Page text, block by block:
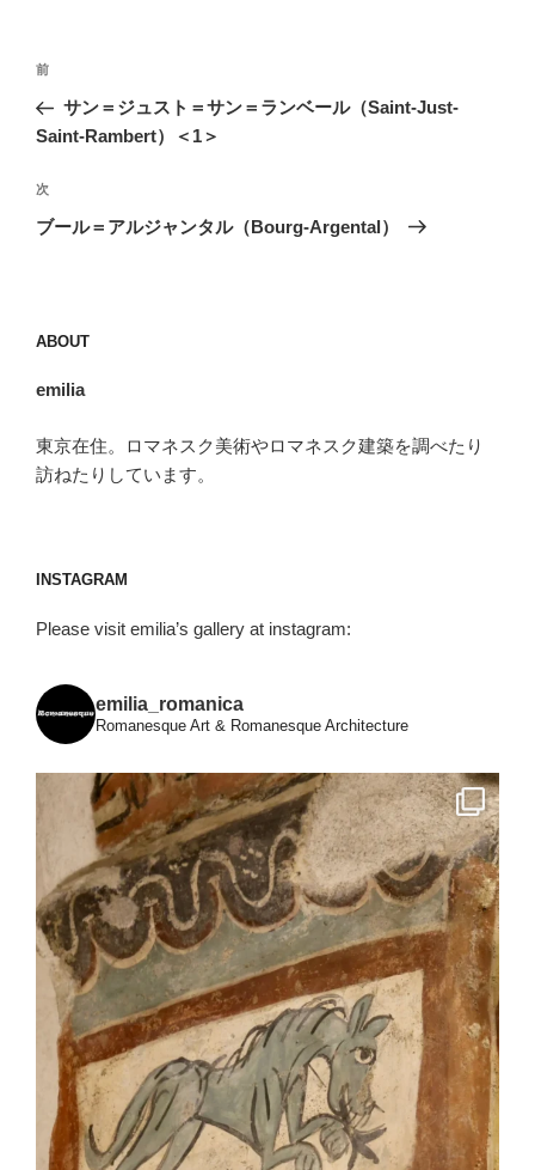
投
ナ
ゲ
ー
前
の
投
前
サン＝ジュスト＝サン＝ランベール（Saint-Just-
Saint-Rambert）＜1＞
次
の
次
ブール＝アルジャンタル（Bourg-Argental）
ABOUT
emilia
東京在住。ロマネスク美術やロマネスク建築を調べたり
訪ねたりしています。
INSTAGRAM
Please visit emilia’s gallery at instagram:
emilia_romanica
Romanesque Art & Romanesque Architecture